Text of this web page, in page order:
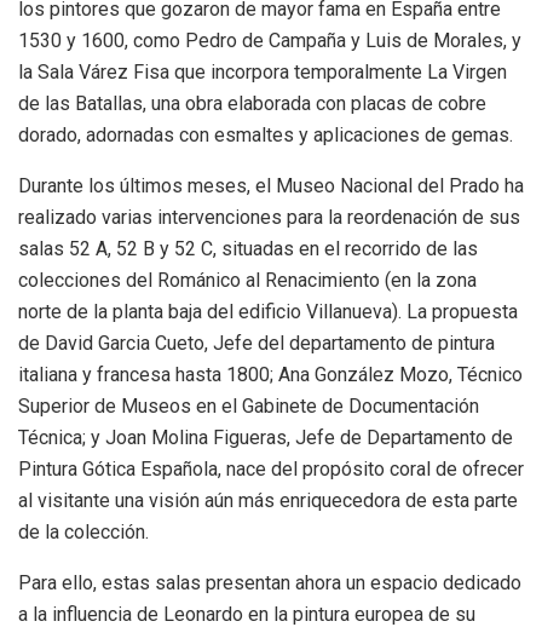
los pintores que gozaron de mayor fama en España entre
1530 y 1600, como Pedro de Campaña y Luis de Morales, y
la Sala Várez Fisa que incorpora temporalmente La Virgen
de las Batallas, una obra elaborada con placas de cobre
dorado, adornadas con esmaltes y aplicaciones de gemas.
Durante los últimos meses, el Museo Nacional del Prado ha
realizado varias intervenciones para la reordenación de sus
salas 52 A, 52 B y 52 C, situadas en el recorrido de las
colecciones del Románico al Renacimiento (en la zona
norte de la planta baja del edificio Villanueva). La propuesta
de David Garcia Cueto, Jefe del departamento de pintura
italiana y francesa hasta 1800; Ana González Mozo, Técnico
Superior de Museos en el Gabinete de Documentación
Técnica; y Joan Molina Figueras, Jefe de Departamento de
Pintura Gótica Española, nace del propósito coral de ofrecer
al visitante una visión aún más enriquecedora de esta parte
de la colección.
Para ello, estas salas presentan ahora un espacio dedicado
a la influencia de Leonardo en la pintura europea de su